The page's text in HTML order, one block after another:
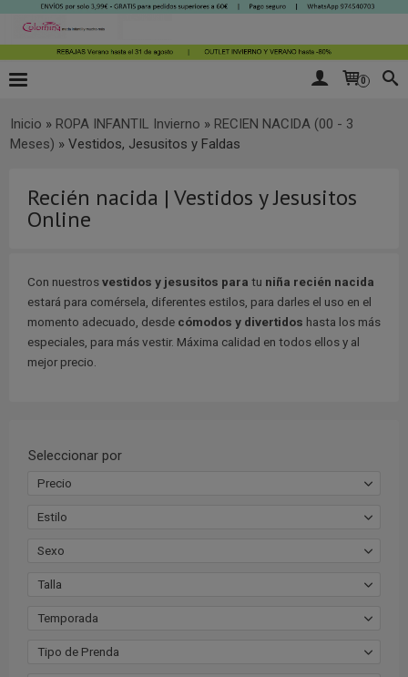
0
Inicio » ROPA INFANTIL Invierno » RECIEN NACIDA (00 - 3
Meses) » Vestidos, Jesusitos y Faldas
Recién nacida | Vestidos y Jesusitos
Online
Con nuestrosvestidos y jesusitos para tu niña recién nacida
estará para comérsela, diferentes estilos, para darles el uso en el
momento adecuado, desde cómodos y divertidos hasta los más
especiales, para más vestir. Máxima calidad en todos ellos y al
mejor precio.
Seleccionar por
Precio
Estilo
Sexo
Talla
Temporada
Tipo de Prenda